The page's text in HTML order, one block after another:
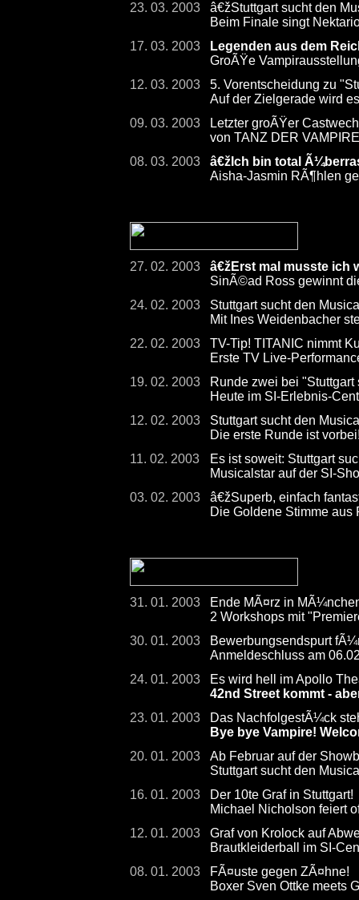
23. 03. 2003
â€žStuttgart sucht den
Beim Finale singt
17. 03. 2003
Legenden aus dem
GroÃŸe
12. 03. 2003
5. Vorentscheidung zu
Auf der Zielgerade wird
09. 03. 2003
Letzter groÃŸer
von TANZ DER VAMPIRE
08. 03. 2003
â€žIch bin total
Aisha-Jasmin RÃ¶hlen
27. 02. 2003
â€žErst mal musste ich
SinÃ©ad Ross gewinnt
24. 02. 2003
Stuttgart sucht den
Mit Ines Weidenbacher
22. 02. 2003
TV-Tip! TITANIC nimmt
Erste TV Live-
19. 02. 2003
Runde zwei bei
Heute im SI-Erlebnis-
12. 02. 2003
Stuttgart sucht den
Die erste Runde ist
11. 02. 2003
Es ist soweit: Stuttgart
Musicalstar auf der SI-
03. 02. 2003
â€žSuperb, einfach
Die Goldene Stimme aus
31. 01. 2003
Ende MÃ¤rz in
2 Workshops mit
30. 01. 2003
Bewerbungsendspurt
Anmeldeschluss am
24. 01. 2003
Es wird hell im Apollo
42nd Street kommt -
23. 01. 2003
Das NachfolgestÃ¼ck
Bye bye Vampire!
20. 01. 2003
Ab Februar auf der
Stuttgart sucht den
16. 01. 2003
Der 10te Graf in Stuttgart!
Michael Nicholson feiert
12. 01. 2003
Graf von Krolock auf
Brautkleiderball im SI-
08. 01. 2003
FÃ¤uste gegen ZÃ¤hne!
Boxer Sven Ottke meets